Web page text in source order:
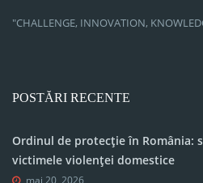
"CHALLENGE, INNOVATION,
POSTĂRI RECENTE
Ordinul de protecție în România:
victimele violenței domestice
mai 20, 2026